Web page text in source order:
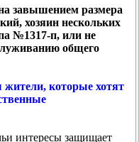
завышением размера
хозяин нескольких
№1317-п, или не
общего
которые хотят
интересы защищает